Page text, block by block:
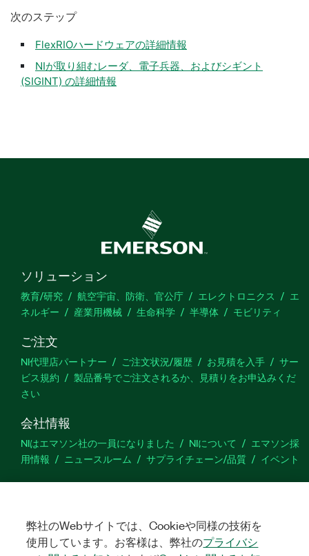
次のステップ
FlexRIOハードウェアの詳細情報
NIが取り組むレーダ、電子兵器、およびシギント
(SIGINT) の詳細情報
ソリューション
教育/研究 航空宇宙、防衛、官公庁 エレクトロニクス
エ
ネルギー
産業用機械 生命科学 半導体 モビリティ
ご注文
NI代理店パートナー ご注文状況/履歴 お見積を入手
サー
ビス規約
製品番号でご注文されるか、見積りをお申込みくだ
さい
会社情報
NIはエマソン社の一員になりました NIについて
エマソン採
用情報
ニュースルーム サプライチェーン/品質 イベント
サポート
ム
製品のアクティブ化 サポートリクエスト
サイトに関
するご意見
弊社のWebサイトでは、Cookieや同様の技術を
使用しています。お客様は、弊社のプライバシ